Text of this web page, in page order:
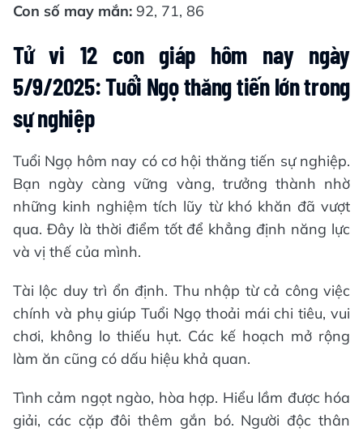
Con số may mắn: 92, 71, 86
Tử vi 12 con giáp hôm nay ngày
5/9/2025: Tuổi Ngọ thăng tiến lớn trong
sự nghiệp
Tuổi Ngọ hôm nay có cơ hội thăng tiến sự nghiệp.
Bạn ngày càng vững vàng, trưởng thành nhờ
những kinh nghiệm tích lũy từ khó khăn đã vượt
qua. Đây là thời điểm tốt để khẳng định năng lực
và vị thế của mình.
Tài lộc duy trì ổn định. Thu nhập từ cả công việc
chính và phụ giúp Tuổi Ngọ thoải mái chi tiêu, vui
chơi, không lo thiếu hụt. Các kế hoạch mở rộng
làm ăn cũng có dấu hiệu khả quan.
Tình cảm ngọt ngào, hòa hợp. Hiểu lầm được hóa
giải, các cặp đôi thêm gắn bó. Người độc thân